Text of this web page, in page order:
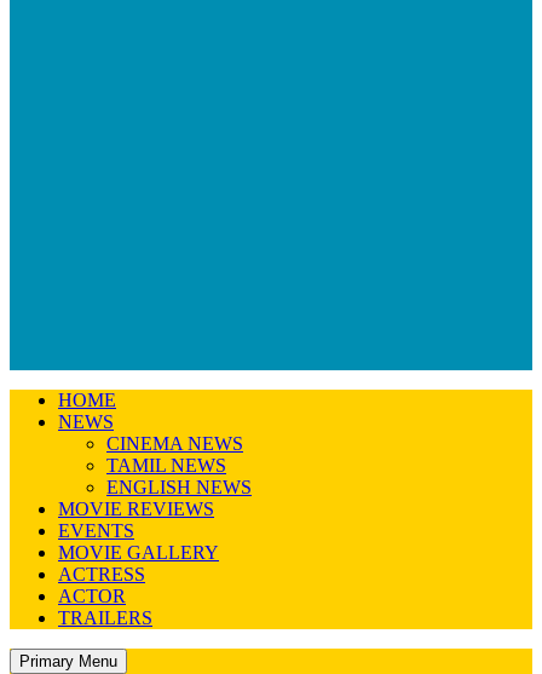
HOME
NEWS
CINEMA NEWS
TAMIL NEWS
ENGLISH NEWS
MOVIE REVIEWS
EVENTS
MOVIE GALLERY
ACTRESS
ACTOR
TRAILERS
Primary Menu